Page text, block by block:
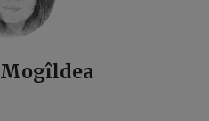
Mogîldea